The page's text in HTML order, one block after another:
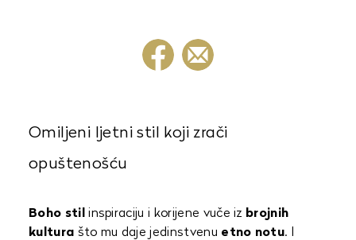
Omiljeni ljetni stil koji zrači
opuštenošću
Boho stil inspiraciju i korijene vuče iz brojnih
kultura što mu daje jedinstvenu etno notu. I